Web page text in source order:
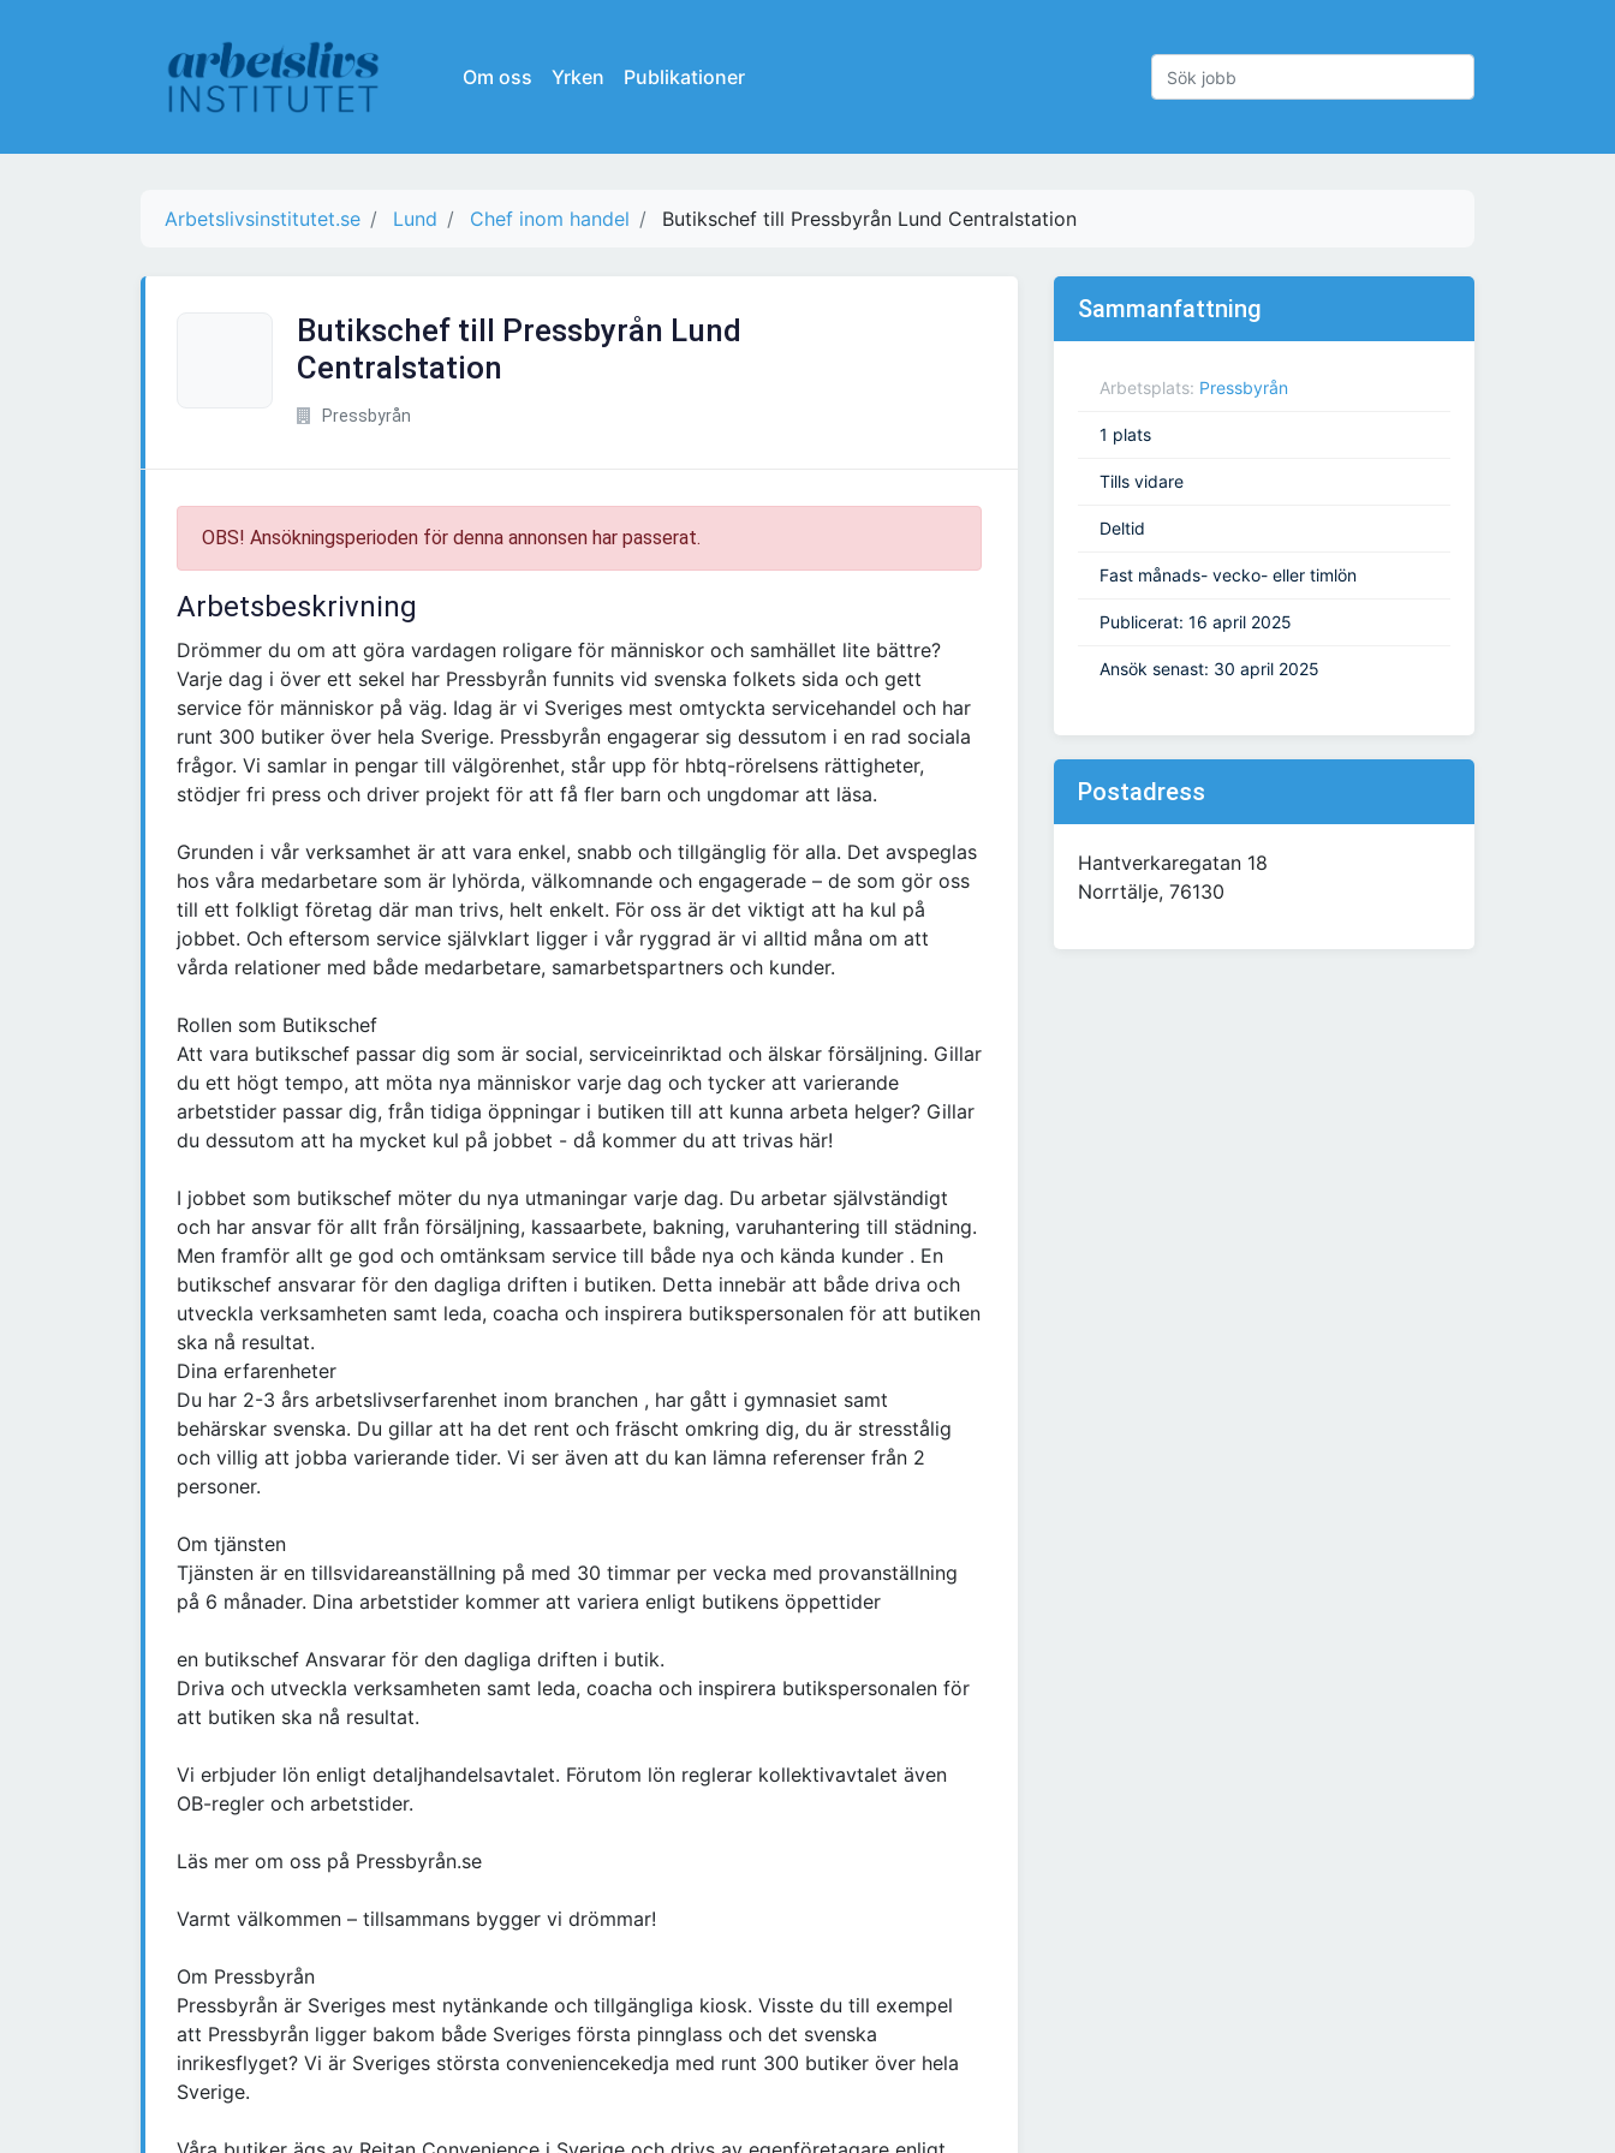
Om oss Yrken Publikationer
Arbetslivsinstitutet.se Lund Chef inom handel Butikschef till Pressbyrån Lund Centralstation
Butikschef till Pressbyrån Lund
Centralstation
Pressbyrån
OBS! Ansökningsperioden för denna annonsen har passerat.
Arbetsbeskrivning
Drömmer du om att göra vardagen roligare för människor och samhället lite bättre?
Varje dag i över ett sekel har Pressbyrån funnits vid svenska folkets sida och gett
service för människor på väg. Idag är vi Sveriges mest omtyckta servicehandel och har
runt 300 butiker över hela Sverige. Pressbyrån engagerar sig dessutom i en rad sociala
frågor. Vi samlar in pengar till välgörenhet, står upp för hbtq-rörelsens rättigheter,
stödjer fri press och driver projekt för att få fler barn och ungdomar att läsa.
Grunden i vår verksamhet är att vara enkel, snabb och tillgänglig för alla. Det avspeglas
hos våra medarbetare som är lyhörda, välkomnande och engagerade – de som gör oss
till ett folkligt företag där man trivs, helt enkelt. För oss är det viktigt att ha kul på
jobbet. Och eftersom service självklart ligger i vår ryggrad är vi alltid måna om att
vårda relationer med både medarbetare, samarbetspartners och kunder.
Rollen som Butikschef
Att vara butikschef passar dig som är social, serviceinriktad och älskar försäljning. Gillar
du ett högt tempo, att möta nya människor varje dag och tycker att varierande
arbetstider passar dig, från tidiga öppningar i butiken till att kunna arbeta helger? Gillar
du dessutom att ha mycket kul på jobbet - då kommer du att trivas här!
I jobbet som butikschef möter du nya utmaningar varje dag. Du arbetar självständigt
och har ansvar för allt från försäljning, kassaarbete, bakning, varuhantering till städning.
Men framför allt ge god och omtänksam service till både nya och kända kunder . En
butikschef ansvarar för den dagliga driften i butiken. Detta innebär att både driva och
utveckla verksamheten samt leda, coacha och inspirera butikspersonalen för att butiken
ska nå resultat.
Dina erfarenheter
Du har 2-3 års arbetslivserfarenhet inom branchen , har gått i gymnasiet samt
behärskar svenska. Du gillar att ha det rent och fräscht omkring dig, du är stresstålig
och villig att jobba varierande tider. Vi ser även att du kan lämna referenser från 2
personer.
Om tjänsten
Tjänsten är en tillsvidareanställning på med 30 timmar per vecka med provanställning
på 6 månader. Dina arbetstider kommer att variera enligt butikens öppettider
en butikschef Ansvarar för den dagliga driften i butik.
Driva och utveckla verksamheten samt leda, coacha och inspirera butikspersonalen för
att butiken ska nå resultat.
Vi erbjuder lön enligt detaljhandelsavtalet. Förutom lön reglerar kollektivavtalet även
OB-regler och arbetstider.
Läs mer om oss på Pressbyrån.se
Varmt välkommen – tillsammans bygger vi drömmar!
Om Pressbyrån
Pressbyrån är Sveriges mest nytänkande och tillgängliga kiosk. Visste du till exempel
att Pressbyrån ligger bakom både Sveriges första pinnglass och det svenska
inrikesflyget? Vi är Sveriges största conveniencekedja med runt 300 butiker över hela
Sverige.
Sammanfattning
Arbetsplats: Pressbyrån
1 plats
Tills vidare
Deltid
Fast månads- vecko- eller timlön
Publicerat: 16 april 2025
Ansök senast: 30 april 2025
Postadress
Hantverkaregatan 18
Norrtälje, 76130